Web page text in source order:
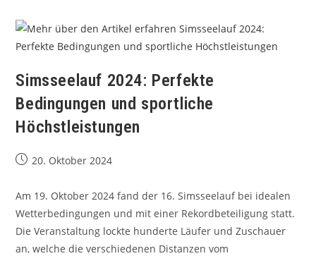
Simsseelauf 2024: Perfekte
Bedingungen und sportliche
Höchstleistungen
20. Oktober 2024
Am 19. Oktober 2024 fand der 16. Simsseelauf bei idealen
Wetterbedingungen und mit einer Rekordbeteiligung statt.
Die Veranstaltung lockte hunderte Läufer und Zuschauer
an, welche die verschiedenen Distanzen vom